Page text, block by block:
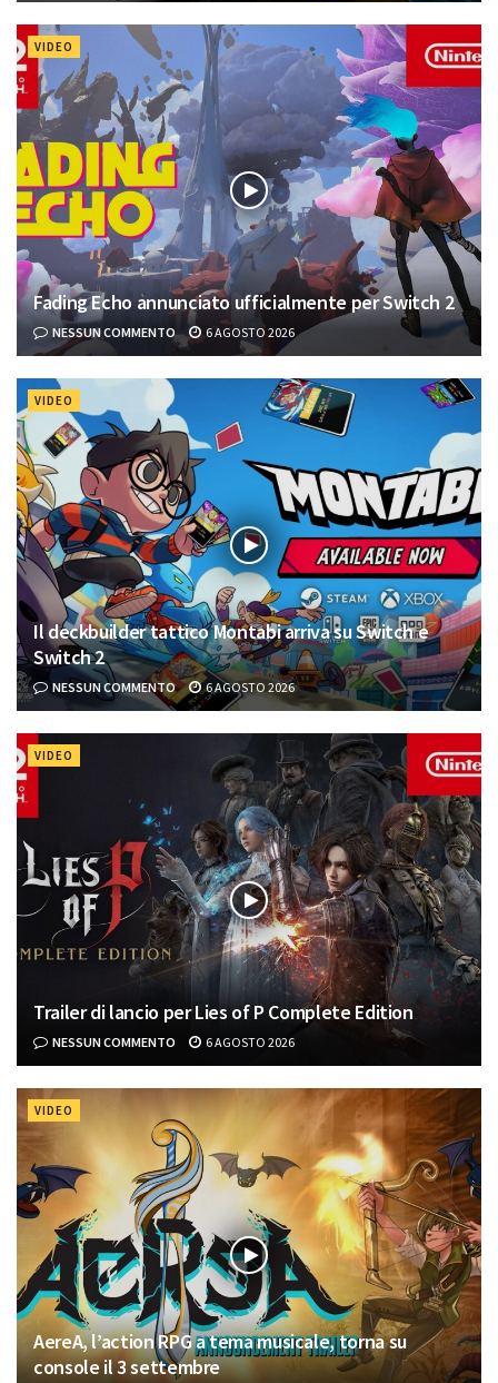
VIDEO
Fading Echo annunciato ufficialmente per Switch 2
NESSUN COMMENTO 6 AGOSTO 2026
VIDEO
Il deckbuilder tattico Montabi arriva su Switch e
Switch 2
NESSUN COMMENTO 6 AGOSTO 2026
VIDEO
Trailer di lancio per Lies of P Complete Edition
NESSUN COMMENTO 6 AGOSTO 2026
VIDEO
AereA, l’action RPG a tema musicale, torna su
console il 3 settembre